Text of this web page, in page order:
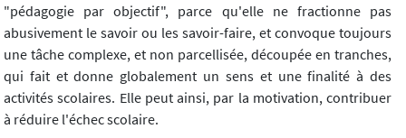
"pédagogie par objectif", parce qu'elle ne fractionne pas
abusivement le savoir ou les savoir-faire, et convoque toujours
une tâche complexe, et non parcellisée, découpée en tranches,
qui fait et donne globalement un sens et une finalité à des
activités scolaires. Elle peut ainsi, par la motivation, contribuer
à réduire l'échec scolaire.